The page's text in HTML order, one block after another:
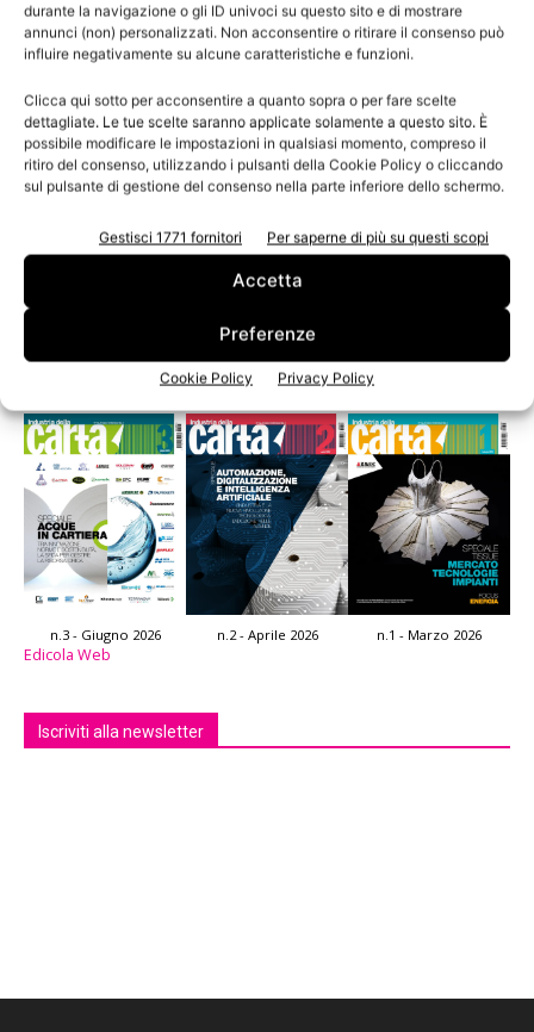
durante la navigazione o gli ID univoci su questo sito e di mostrare
annunci (non) personalizzati. Non acconsentire o ritirare il consenso può
influire negativamente su alcune caratteristiche e funzioni.
Clicca qui sotto per acconsentire a quanto sopra o per fare scelte
dettagliate. Le tue scelte saranno applicate solamente a questo sito. È
possibile modificare le impostazioni in qualsiasi momento, compreso il
ritiro del consenso, utilizzando i pulsanti della Cookie Policy o cliccando
sul pulsante di gestione del consenso nella parte inferiore dello schermo.
Gestisci 1771 fornitori Per saperne di più su questi scopi
Accetta
Preferenze
Cookie Policy Privacy Policy
Green economy
Contributo ambientale Conai diminutio del
73%
1 2
Leggi la rivista
n.3 - Giugno 2026 n.2 - Aprile 2026 n.1 - Marzo 2026
Edicola Web
Iscriviti alla newsletter